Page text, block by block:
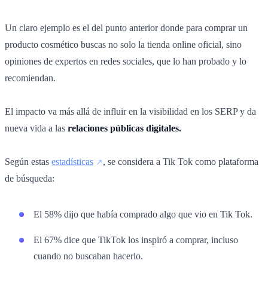
Un claro ejemplo es el del punto anterior donde para comprar un
producto cosmético buscas no solo la tienda online oficial, sino
opiniones de expertos en redes sociales, que lo han probado y lo
recomiendan.
El impacto va más allá de influir en la visibilidad en los SERP y da
nueva vida a las relaciones públicas digitales.
Según estas estadísticas
, se considera a Tik Tok como plataforma
de búsqueda:
El 58% dijo que había comprado algo que vio en Tik Tok.
El 67% dice que TikTok los inspiró a comprar, incluso
cuando no buscaban hacerlo.